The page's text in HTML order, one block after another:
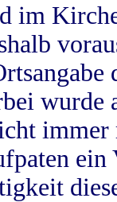
im
wurde